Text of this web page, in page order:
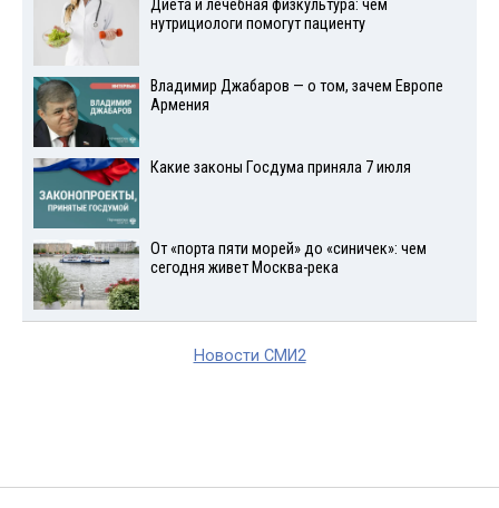
Диета и лечебная физкультура: чем
нутрициологи помогут пациенту
Владимир Джабаров — о том, зачем Европе
Армения
Какие законы Госдума приняла 7 июля
От «порта пяти морей» до «синичек»: чем
сегодня живет Москва-река
Новости СМИ2